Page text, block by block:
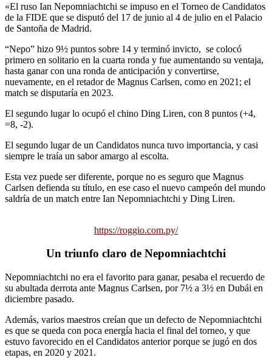
«El ruso Ian Nepomniachtchi se impuso en el Torneo de Candidatos
de la FIDE que se disputó del 17 de junio al 4 de julio en el Palacio
de Santoña de Madrid.
“Nepo” hizo 9½ puntos sobre 14 y terminó invicto, se colocó
primero en solitario en la cuarta ronda y fue aumentando su ventaja,
hasta ganar con una ronda de anticipación y convertirse,
nuevamente, en el retador de Magnus Carlsen, como en 2021; el
match se disputaría en 2023.
El segundo lugar lo ocupó el chino Ding Liren, con 8 puntos (+4,
=8, -2).
El segundo lugar de un Candidatos nunca tuvo importancia, y casi
siempre le traía un sabor amargo al escolta.
Esta vez puede ser diferente, porque no es seguro que Magnus
Carlsen defienda su título, en ese caso el nuevo campeón del mundo
saldría de un match entre Ian Nepomniachtchi y Ding Liren.
https://roggio.com.py/
Un triunfo claro de Nepomniachtchi
Nepomniachtchi no era el favorito para ganar, pesaba el recuerdo de
su abultada derrota ante Magnus Carlsen, por 7½ a 3½ en Dubái en
diciembre pasado.
Además, varios maestros creían que un defecto de Nepomniachtchi
es que se queda con poca energía hacia el final del torneo, y que
estuvo favorecido en el Candidatos anterior porque se jugó en dos
etapas, en 2020 y 2021.